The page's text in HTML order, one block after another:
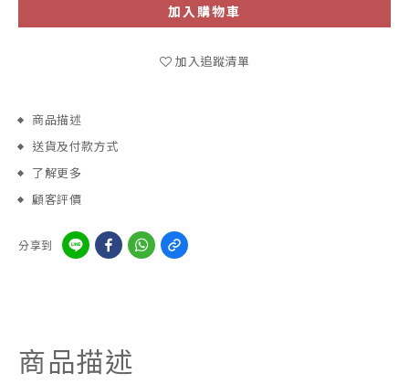
加入購物車
加入追蹤清單
商品描述
送貨及付款方式
了解更多
顧客評價
分享到
商品描述